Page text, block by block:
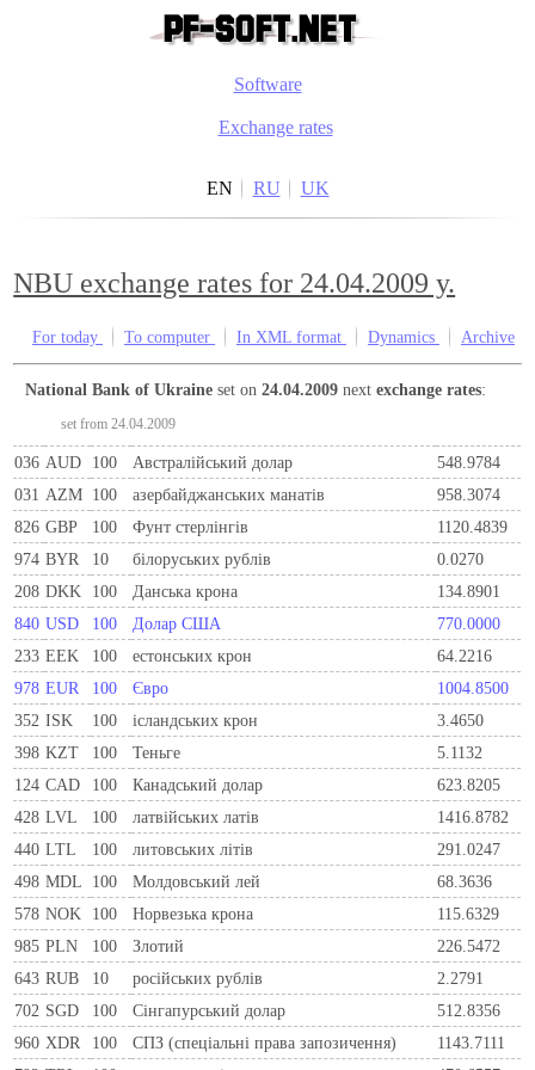
Software
Exchange rates
EN RU UK
NBU exchange rates for 24.04.2009 y.
For today To computer In XML format Dynamics Archive
National Bank of Ukraine set on24.04.2009 nextexchange rates:
set from 24.04.2009
036 AUD 100 Австралійський долар
548.9784
031 AZM 100 азербайджанських манатів
958.3074
826 GBP 100 Фунт стерлінгів
1120.4839
974 BYR 10 білоруських рублів
0.0270
208 DKK 100 Данська крона
134.8901
840 USD 100 Долар США
770.0000
233 EEK 100 естонських крон
64.2216
978 EUR 100 Євро
1004.8500
352 ISK 100 ісландських крон
3.4650
398 KZT 100 Теньге
5.1132
124 CAD 100 Канадський долар
623.8205
428 LVL 100 латвійських латів
1416.8782
440 LTL 100 литовських літів
291.0247
498 MDL 100 Молдовський лей
68.3636
578 NOK 100 Норвезька крона
115.6329
985 PLN 100 Злотий
226.5472
643 RUB 10 російських рублів
2.2791
702 SGD 100 Сінгапурський долар
512.8356
960 XDR 100 СПЗ (спеціальні права запозичення)
1143.7111